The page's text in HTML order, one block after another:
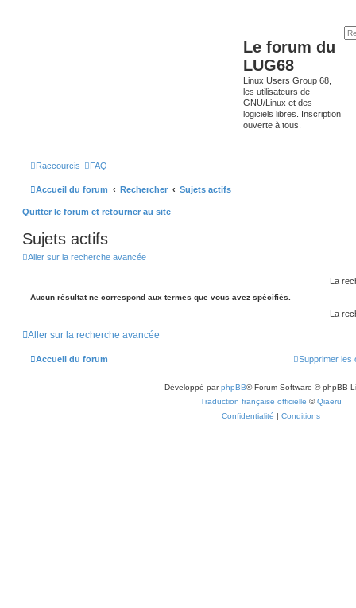
Le forum du
LUG68
Linux Users Group 68,
les utilisateurs de
GNU/Linux et des
logiciels libres. Inscription
ouverte à tous.
Raccourcis FAQ
Accueil du forum Rechercher Sujets actifs
Quitter le forum et retourner au site
Sujets actifs
Aller sur la recherche avancée
La
Aucun résultat ne correspond aux termes que vous avez spécifiés.
La
Aller sur la recherche avancée
Accueil du forum Supprimer les
Développé parphpBB® Forum Software © phpBB
Traduction française officielle ©Qiaeru
Confidentialité | Conditions